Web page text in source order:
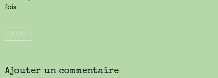
fois
BLOG
Ajouter un commentaire